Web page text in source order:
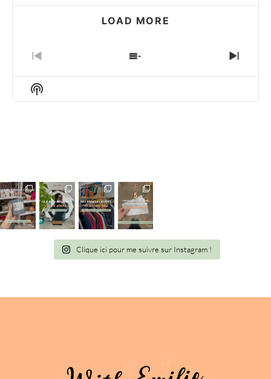
LOAD MORE
PREVIOUS
EPISODE
SHOW
EPISODES
NEXT
Show
Podcast
Clique ici pour me suivre sur Instagram !